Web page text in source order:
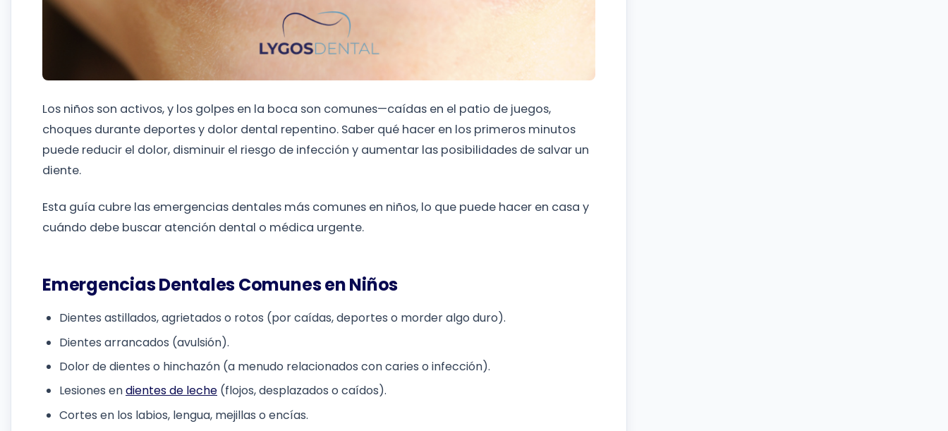
Los niños son activos, y los golpes en la boca son comunes—caídas en el patio de juegos,
choques durante deportes y dolor dental repentino. Saber qué hacer en los primeros minutos
puede reducir el dolor, disminuir el riesgo de infección y aumentar las posibilidades de salvar un
diente.
Esta guía cubre las emergencias dentales más comunes en niños, lo que puede hacer en casa y
cuándo debe buscar atención dental o médica urgente.
Emergencias Dentales Comunes en Niños
Dientes astillados, agrietados o rotos (por caídas, deportes o morder algo duro).
Dientes arrancados (avulsión).
Dolor de dientes o hinchazón (a menudo relacionados con caries o infección).
Lesiones endientes de leche (flojos, desplazados o caídos).
Cortes en los labios, lengua, mejillas o encías.